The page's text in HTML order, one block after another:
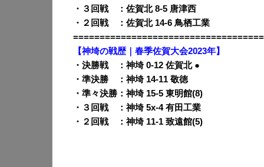
・３回戦 ：佐賀北 8-5 唐津西
・２回戦 ：佐賀北 14-6 鳥栖工業
【神埼の戦歴｜春季佐賀大会2023年】
・決勝戦 ：神埼 0-12 佐賀北 ●
・準決勝 ：神埼 14-11 敬徳
・準々決勝：神埼 15-5 東明館(8)
・３回戦 ：神埼 5x-4 有田工業
・２回戦 ：神埼 11-1 致遠館(5)